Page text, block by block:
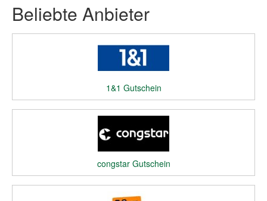
Beliebte Anbieter
1&1 Gutschein
congstar Gutschein